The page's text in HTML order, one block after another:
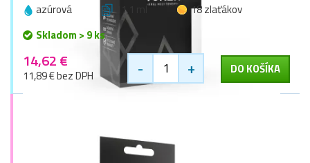
azúrová 11,1 ml
18 zlaťákov
Skladom > 9 ks
14,62 €
11,89 € bez DPH - + DO KOŠÍKA